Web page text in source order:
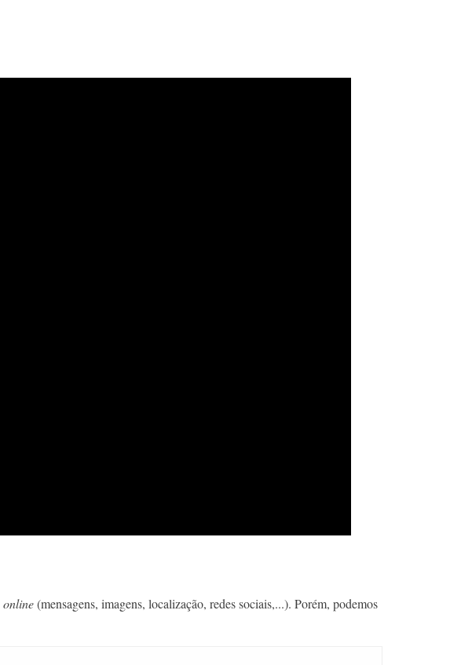
online(mensagens, imagens, localização, redes sociais,...). Porém, podemos